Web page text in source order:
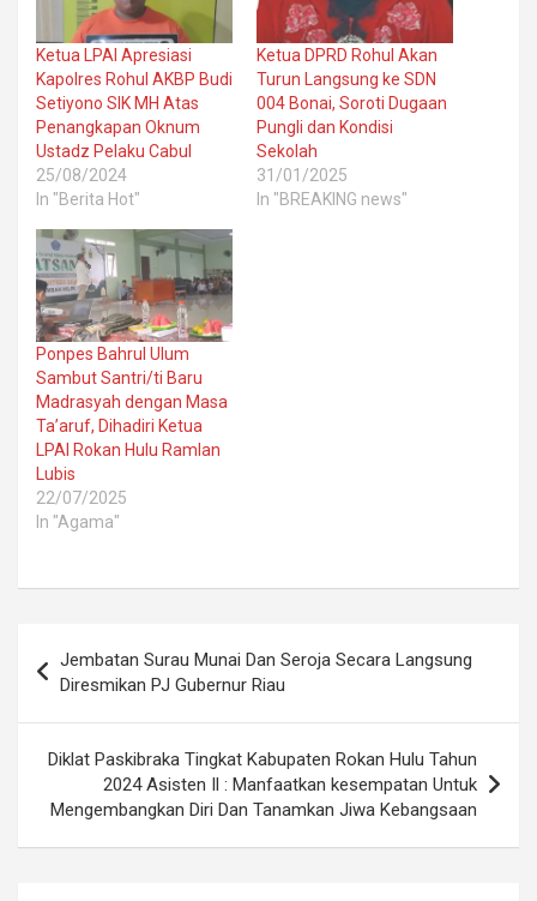
Ketua LPAI Apresiasi
Kapolres Rohul AKBP Budi
Setiyono SIK MH Atas
Penangkapan Oknum
Ustadz Pelaku Cabul
25/08/2024
In "Berita Hot"
Ketua DPRD Rohul Akan
Turun Langsung ke SDN
004 Bonai, Soroti Dugaan
Pungli dan Kondisi
Sekolah
31/01/2025
In "BREAKING news"
Ponpes Bahrul Ulum
Sambut Santri/ti Baru
Madrasyah dengan Masa
Ta’aruf, Dihadiri Ketua
LPAI Rokan Hulu Ramlan
Lubis
22/07/2025
In "Agama"
navigation
Jembatan Surau Munai Dan Seroja Secara Langsung
Diresmikan PJ Gubernur Riau
Diklat Paskibraka Tingkat Kabupaten Rokan Hulu Tahun
2024 Asisten Il : Manfaatkan kesempatan Untuk
Mengembangkan Diri Dan Tanamkan Jiwa Kebangsaan